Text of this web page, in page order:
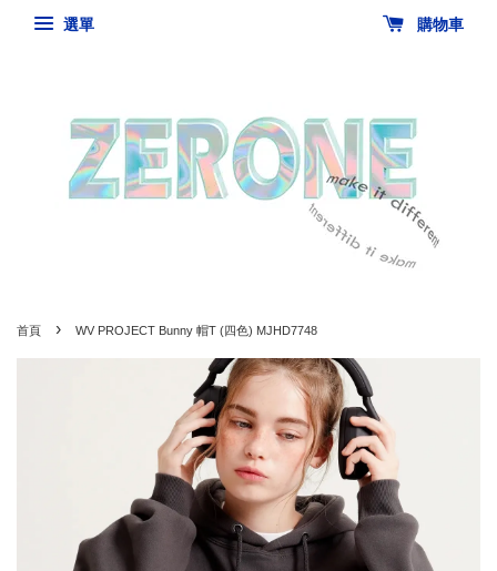
選單 購物車
首頁 › WV PROJECT Bunny 帽T (四色) MJHD7748